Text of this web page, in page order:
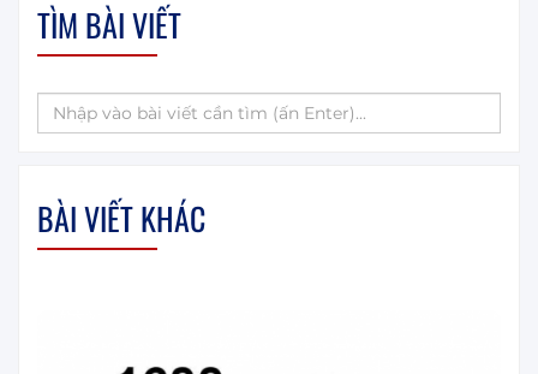
TÌM BÀI VIẾT
BÀI VIẾT KHÁC